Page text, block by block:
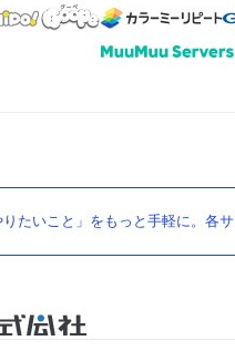
たいこと」をもっと手軽に。各